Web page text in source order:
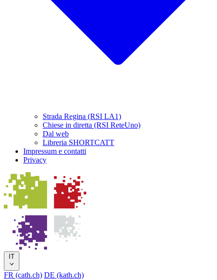
Strada Regina (RSI LA1)
Chiese in diretta (RSI ReteUno)
Dal web
Libreria SHORTCATT
Impressum e contatti
Privacy
IT
FR (cath.ch) DE (kath.ch)